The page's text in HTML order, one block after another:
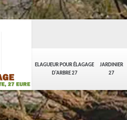
ELAGUEUR POUR ÉLAGAGE
D'ARBRE 27
JARDINIER
27